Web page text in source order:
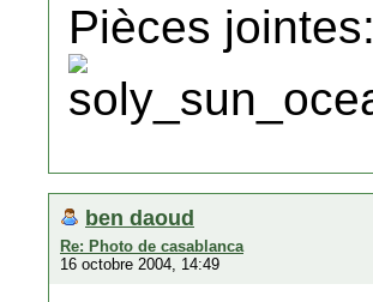
Pièces jointes:
ben daoud
Re: Photo de casablanca
16 octobre 2004, 14:49